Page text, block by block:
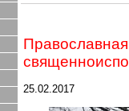
25.02.2017